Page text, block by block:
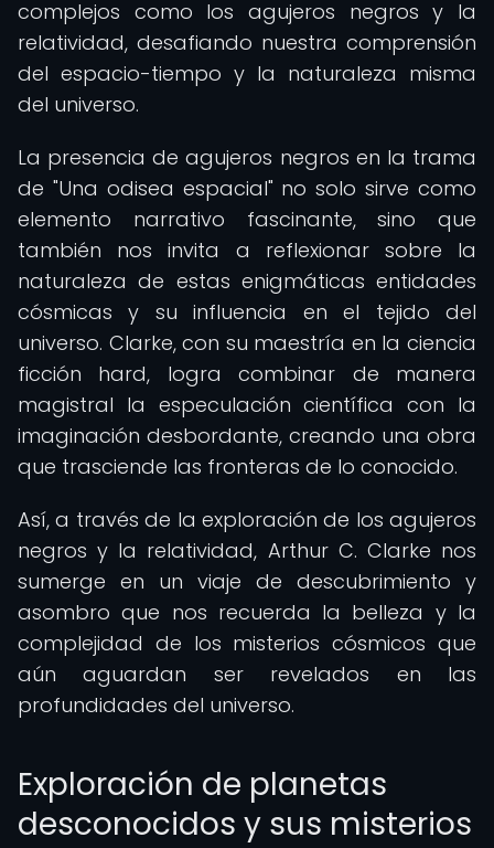
complejos como los agujeros negros y la
relatividad, desafiando nuestra comprensión
del espacio-tiempo y la naturaleza misma
del universo.
La presencia de agujeros negros en la trama
de "Una odisea espacial" no solo sirve como
elemento narrativo fascinante, sino que
también nos invita a reflexionar sobre la
naturaleza de estas enigmáticas entidades
cósmicas y su influencia en el tejido del
universo. Clarke, con su maestría en la ciencia
ficción hard, logra combinar de manera
magistral la especulación científica con la
imaginación desbordante, creando una obra
que trasciende las fronteras de lo conocido.
Así, a través de la exploración de los agujeros
negros y la relatividad, Arthur C. Clarke nos
sumerge en un viaje de descubrimiento y
asombro que nos recuerda la belleza y la
complejidad de los misterios cósmicos que
aún aguardan ser revelados en las
profundidades del universo.
Exploración de planetas
desconocidos y sus misterios